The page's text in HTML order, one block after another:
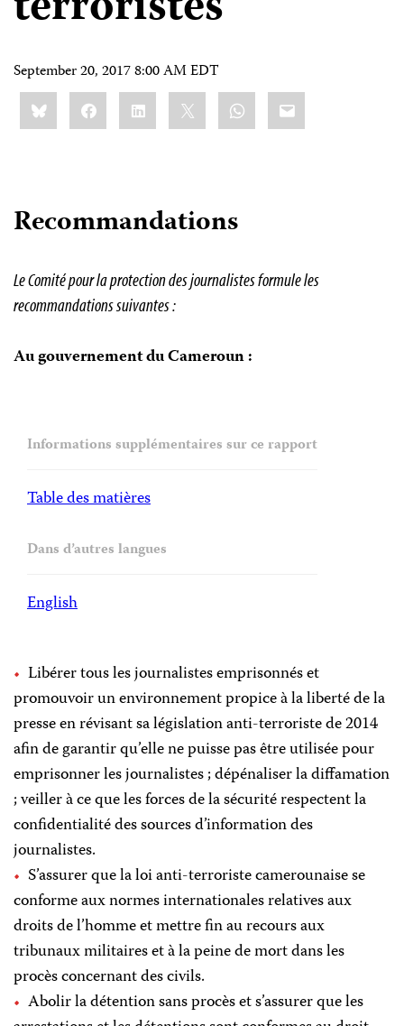
September 20, 2017 8:00 AM EDT
Share
this:BlueskyFacebookLinkedIn WhatsApp
Email
Recommandations
Le Comité pour la protection des journalistes formule les
recommandations suivantes :
Au gouvernement du Cameroun :
Informations supplémentaires sur ce rapport
Table des matières
Dans d’autres langues
English
Libérer tous les journalistes emprisonnés et
promouvoir un environnement propice à la liberté de la
presse en révisant sa législation anti-terroriste de 2014
afin de garantir qu’elle ne puisse pas être utilisée pour
emprisonner les journalistes ; dépénaliser la diffamation
; veiller à ce que les forces de la sécurité respectent la
confidentialité des sources d’information des
journalistes.
S’assurer que la loi anti-terroriste camerounaise se
conforme aux normes internationales relatives aux
droits de l’homme et mettre fin au recours aux
tribunaux militaires et à la peine de mort dans les
procès concernant des civils.
Abolir la détention sans procès et s’assurer que les